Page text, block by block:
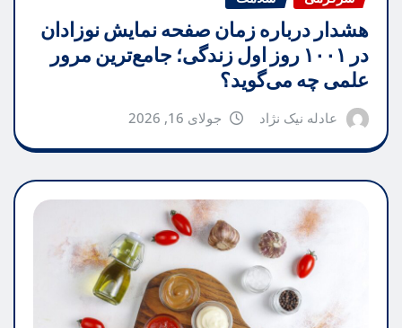
هشدار درباره زمان صفحه نمایش نوزادان
در ۱۰۰۱ روز اول زندگی؛ جامع‌ترین مرور
علمی چه می‌گوید؟
عادله نیک نژاد جولای 16, 2026